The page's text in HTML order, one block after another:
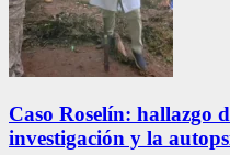
Caso Roselín: hallazgo
investigación y la